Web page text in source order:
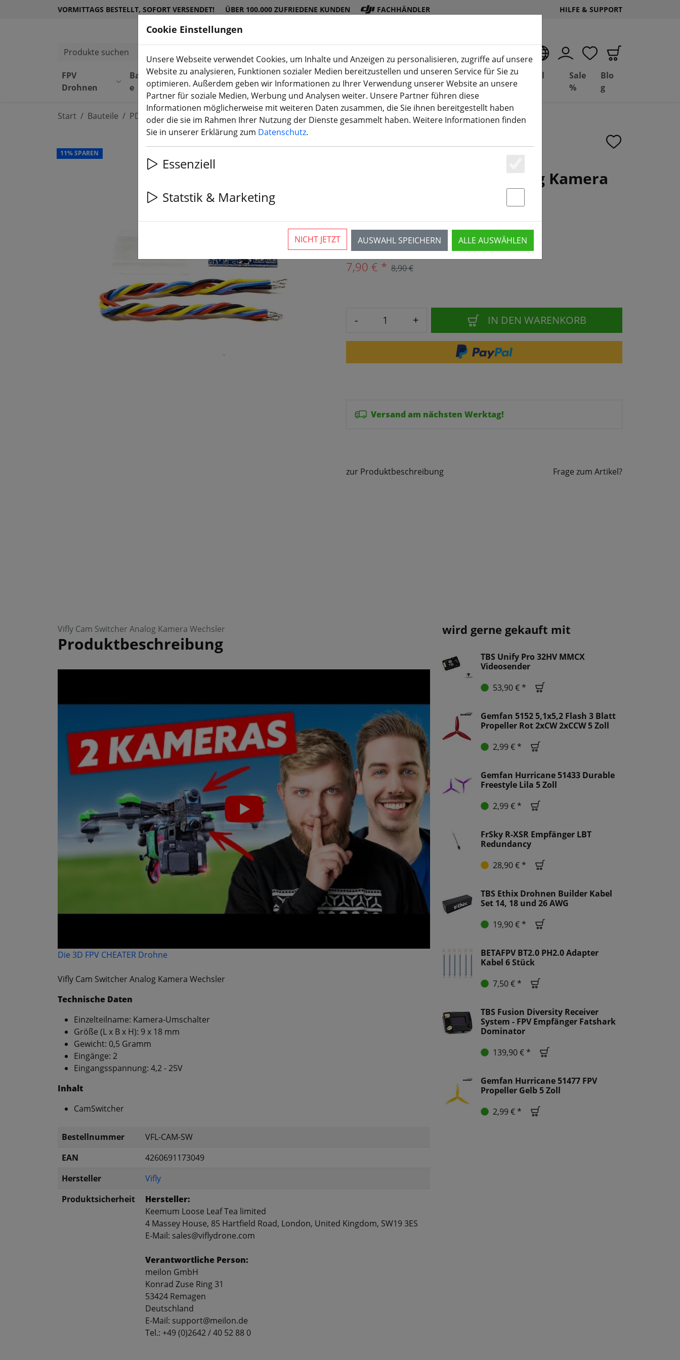
VORMITTAGS BESTELLT, SOFORT VERSENDET! ÜBER 100.000 ZUFRIEDENE KUNDEN FACHHÄNDLER HILFE & SUPPORT
Produkte suchen
FPV
Drohnen
Bauteil
e
Equipmen
t
DJI
Shop
Akku
s
Propelle
r
Zubehö
r
3D
Druck(aktuelle Seite)
Deal
Depot
Basil
Sale
%
Blo
g
Start Bauteile PDB & BEC
Vifly Cam Switcher Analog Kamera
11% SPAREN
Mehr als 10 verfügbar
7,90 € * 8,90 €
- + IN DEN WARENKORB
Versand am nächsten Werktag!
zur Produktbeschreibung Frage zum Artikel?
Vifly Cam Switcher Analog Kamera Wechsler
Produktbeschreibung
Die 3D FPV CHEATER Drohne
Vifly Cam Switcher Analog Kamera Wechsler
Technische Daten
Einzelteilname: Kamera-Umschalter
Größe (L x B x H): 9 x 18 mm
Gewicht: 0,5 Gramm
Eingänge: 2
Eingangsspannung: 4,2 - 25V
Inhalt
CamSwitcher
Bestellnummer
VFL-CAM-SW
EAN
4260691173049
Hersteller
Vifly
Produktsicherheit
Hersteller:
Keemum Loose Leaf Tea limited
4 Massey House, 85 Hartfield Road, London, United Kingdom, SW19 3ES
E-Mail: sales@viflydrone.com
Verantwortliche Person:
meilon GmbH
Konrad Zuse Ring 31
53424 Remagen
Deutschland
E-Mail: support@meilon.de
Tel.: +49 (0)2642 / 40 52 88 0
wird gerne gekauft mit
TBS Unify Pro 32HV MMCX
Videosender
53,90 € *
Gemfan 5152 5,1x5,2 Flash 3 Blatt
Propeller Rot 2xCW 2xCCW 5 Zoll
2,99 € *
Gemfan Hurricane 51433 Durable
Freestyle Lila 5 Zoll
2,99 € *
FrSky R-XSR Empfänger LBT
Redundancy
28,90 € *
TBS Ethix Drohnen Builder Kabel
Set 14, 18 und 26 AWG
19,90 € *
BETAFPV BT2.0 PH2.0 Adapter
Kabel 6 Stück
7,50 € *
TBS Fusion Diversity Receiver
System - FPV Empfänger Fatshark
Dominator
139,90 € *
Gemfan Hurricane 51477 FPV
Propeller Gelb 5 Zoll
2,99 € *
Cookie Einstellungen
Unsere Webseite verwendet Cookies, um Inhalte und Anzeigen zu personalisieren, zugriffe auf unsere
Website zu analysieren, Funktionen sozialer Medien bereitzustellen und unseren Service für Sie zu
optimieren. Außerdem geben wir Informationen zu Ihrer Verwendung unserer Website an unsere
Partner für soziale Medien, Werbung und Analysen weiter. Unsere Partner führen diese
Informationen möglicherweise mit weiteren Daten zusammen, die Sie ihnen bereitgestellt haben
oder die sie im Rahmen Ihrer Nutzung der Dienste gesammelt haben. Weitere Informationen finden
Sie in unserer Erklärung zum Datenschutz.
Essenziell
Essenziell
Statstik & Marketing
AUSWAHL SPEICHERN ALLE AUSWÄHLEN
NICHT JETZT